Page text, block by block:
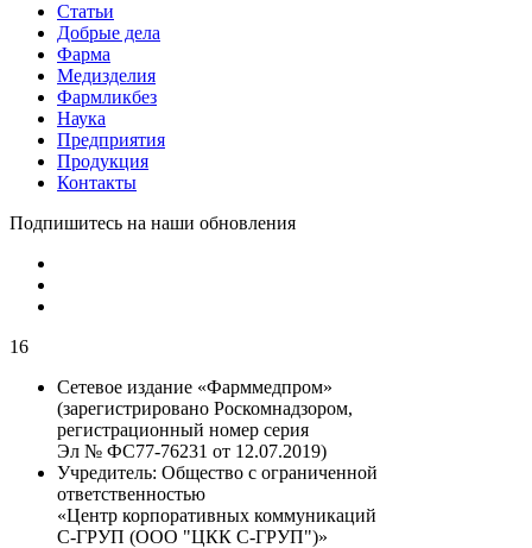
Статьи
Добрые дела
Фарма
Медизделия
Фармликбез
Наука
Предприятия
Продукция
Контакты
Подпишитесь на наши обновления
16
Сетевое издание «Фарммедпром»
(зарегистрировано Роскомнадзором,
регистрационный номер серия
Эл № ФС77-76231 от 12.07.2019)
Учредитель: Общество с ограниченной
ответственностью
«Центр корпоративных коммуникаций
С-ГРУП (ООО "ЦКК С-ГРУП")»